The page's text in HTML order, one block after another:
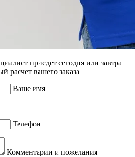
приедет сегодня или завтра
расчет вашего заказа
Ваше имя
Телефон
Комментарии и пожелания